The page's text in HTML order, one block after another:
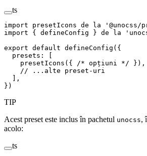
ts
import presetIcons de la '
import { defineConfig } de la '
export default defineConfig ( {
  presets
: [
    presetIcons
({ /* opțiuni */ } ) ,
    // ...alte preset-uri
,
})
TIP
Acest preset este inclus în pachetul unocss,
acolo:
ts